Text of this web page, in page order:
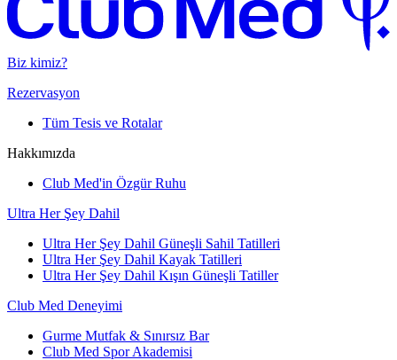
Biz kimiz?
Rezervasyon
Tüm Tesis ve Rotalar
Hakkımızda
Club Med'in Özgür Ruhu
Ultra Her Şey Dahil
Ultra Her Şey Dahil Güneşli Sahil Tatilleri
Ultra Her Şey Dahil Kayak Tatilleri
Ultra Her Şey Dahil Kışın Güneşli Tatiller
Club Med Deneyimi
Gurme Mutfak & Sınırsız Bar
Club Med Spor Akademisi